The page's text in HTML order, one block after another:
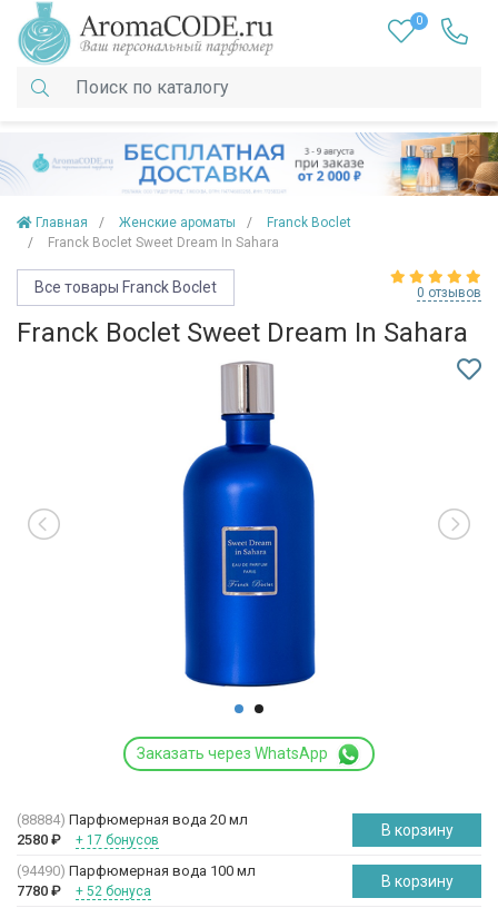
0
Главная Женские ароматы
Franck Boclet
Franck Boclet Sweet Dream In Sahara
Все товары Franck Boclet 0 отзывов
Franck Boclet Sweet Dream In Sahara
Заказать через WhatsApp
(88884) Парфюмерная вода 20 мл
2580 ₽ + 17 бонусов
В корзину
(94490) Парфюмерная вода 100 мл
7780 ₽ + 52 бонуса
В корзину